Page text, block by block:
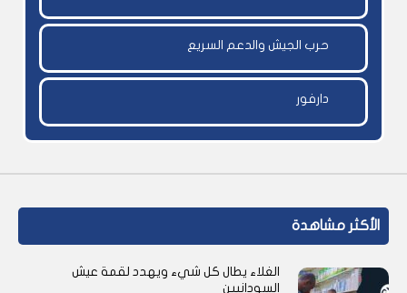
حرب الجيش والدعم السريع
دارفور
الأكثر مشاهدة
الغلاء يطال كل شيء ويهدد لقمة عيش
السودانيين